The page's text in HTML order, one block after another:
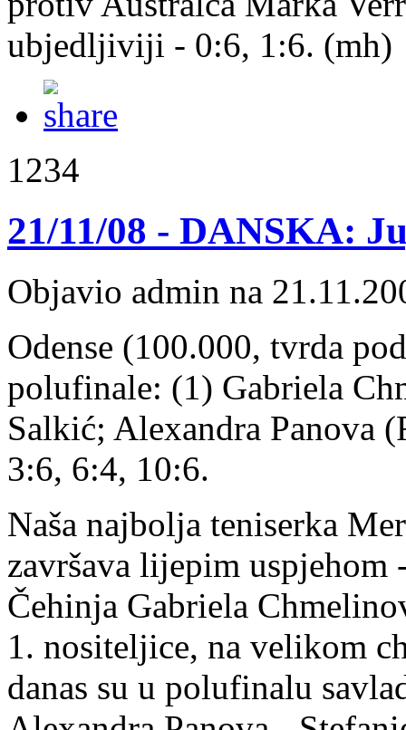
ubjedljiviji - 0:6, 1:6. (mh)
1234
21/11/08 - DANSKA:
Objavio admin na
Odense (100.000, tvrda
polufinale: (1) Gabriela
Salkić; Alexandra Panova
3:6, 6:4, 10:6.
Naša najbolja teniserka
završava lijepim
Čehinja Gabriela
1. nositeljice, na velikom
danas su u polufinalu